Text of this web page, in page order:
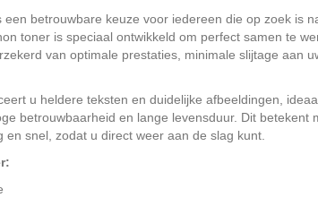
betrouwbare keuze voor iedereen die op zoek is
toner is speciaal ontwikkeld om perfect samen te
van optimale prestaties, minimale slijtage aan
u heldere teksten en duidelijke afbeeldingen,
betrouwbaarheid en lange levensduur. Dit
en snel, zodat u direct weer aan de slag kunt.